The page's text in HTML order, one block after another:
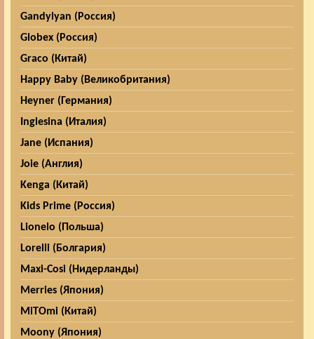
Gandylyan (Россия)
Globex (Россия)
Graco (Китай)
Happy Baby (Великобритания)
Heyner (Германия)
Inglesina (Италия)
Jane (Испания)
Joie (Англия)
Kenga (Китай)
Kids Prime (Россия)
Lionelo (Польша)
Lorelli (Болгария)
Maxi-Cosi (Нидерланды)
Merries (Япония)
MiTOmi (Китай)
Moony (Япония)